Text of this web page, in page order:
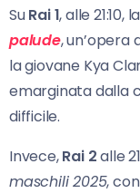
SuRai 1, alle
palude, un’opera
la giovane Kya
emarginata dalla
difficile.
Invece,Rai 2alle
maschili 2025,